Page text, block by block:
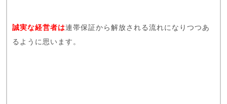
誠実な経営者は連帯保証から解放される流れになりつつあ
るように思います。